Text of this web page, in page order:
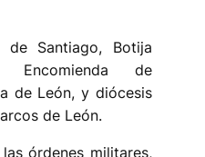
Santiago, Botija
de
de León, y diócesis
de León.
órdenes militares,